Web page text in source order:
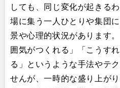
しても、同じ変化が起きる
場に集う一人ひとりや集団
景や心理的状況があります
囲気がつくれる」「こうす
る」というような手法やテ
せんが、一時的な盛り上が